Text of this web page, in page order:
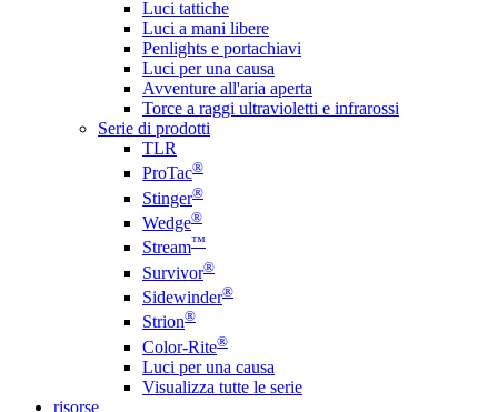
Luci tattiche
Luci a mani libere
Penlights e portachiavi
Luci per una causa
Avventure all'aria aperta
Torce a raggi ultravioletti e infrarossi
Serie di prodotti
TLR
ProTac®
Stinger®
Wedge®
Stream™
Survivor®
Sidewinder®
Strion®
Color-Rite®
Luci per una causa
Visualizza tutte le serie
risorse